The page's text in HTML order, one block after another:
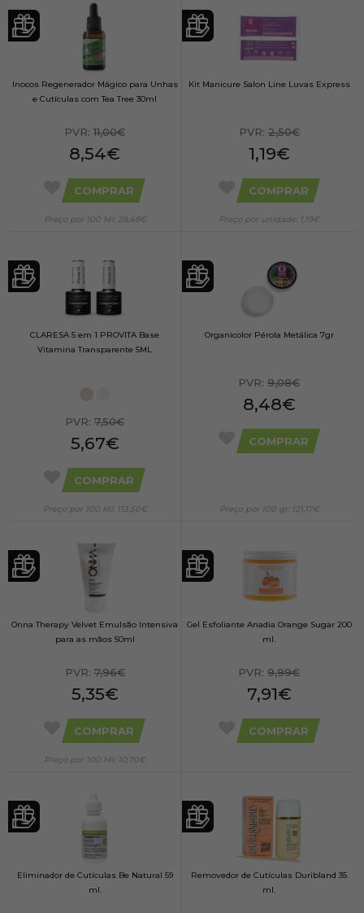
Inocos Regenerador Mágico para Unhas
e Cutículas com Tea Tree 30ml
PVR: 11,00€
8,54€
COMPRAR
Preço por 100 Ml: 28,48€
Kit Manicure Salon Line Luvas Express
PVR:2,50€
1,19€
COMPRAR
Preço por unidade: 1,19€
CLARESA 5 em 1 PROVITA Base
Vitamina Transparente 5ML
PVR: 7,50€
5,67€
COMPRAR
Preço por 100 Ml: 113,50€
Organicolor Pérola Metálica 7gr
PVR: 9,08€
8,48€
COMPRAR
Preço por 100 gr: 121,17€
Onna Therapy Velvet Emulsão Intensiva
para as mãos 50ml
PVR:7,96€
5,35€
COMPRAR
Preço por 100 Ml: 10,70€
Gel Esfoliante Anadia Orange Sugar 200
ml.
PVR: 9,99€
7,91€
COMPRAR
Eliminador de Cutículas Be Natural 59
ml.
Removedor de Cutículas Duribland 35
ml.